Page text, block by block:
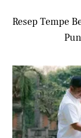
Resep Tempe